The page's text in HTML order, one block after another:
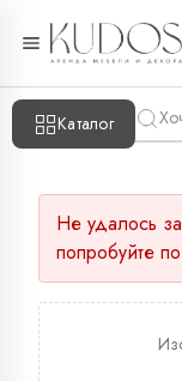
Каталог
Не удалось
попробуйте